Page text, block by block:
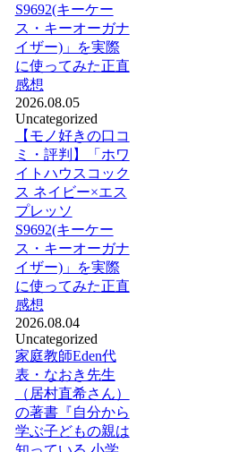
S9692(キーケー
ス・キーオーガナ
イザー)」を実際
に使ってみた正直
感想
2026.08.05
Uncategorized
【モノ好きの口コ
ミ・評判】「ホワ
イトハウスコック
ス ネイビー×エス
プレッソ
S9692(キーケー
ス・キーオーガナ
イザー)」を実際
に使ってみた正直
感想
2026.08.04
Uncategorized
家庭教師Eden代
表・なおき先生
（居村直希さん）
の著書『自分から
学ぶ子どもの親は